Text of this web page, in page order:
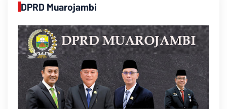
DPRD Muarojambi